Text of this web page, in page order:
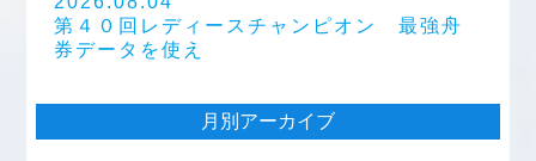
第４０回レディースチャンピオン 最強舟
券データを使え
月別アーカイブ